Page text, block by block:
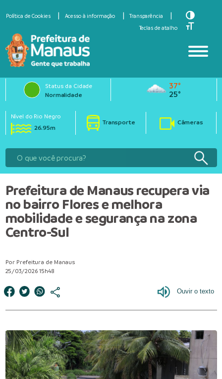
Política de Cookies Acesso à informação
Transparência
Teclas de atalho
Toggle
Toggle
Status da Cidade
Normalidade
37°
25°
Nível do Rio Negro
26.95m
Transporte Câmeras
Prefeitura de Manaus recupera via
no bairro Flores e melhora
mobilidade e segurança na zona
Centro-Sul
Por Prefeitura de Manaus
25/03/2026 15h48